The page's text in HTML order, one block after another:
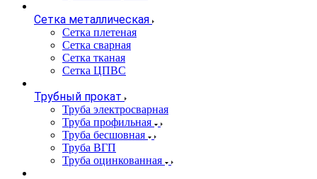
Сетка металлическая
Сетка плетеная
Сетка сварная
Сетка тканая
Сетка ЦПВС
Трубный прокат
Труба электросварная
Труба профильная
Труба бесшовная
Труба ВГП
Труба оцинкованная